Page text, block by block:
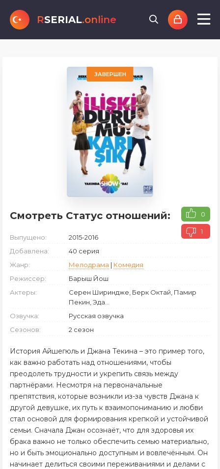
RSERIAL.online
ЗАВЕРШЕН
Смотреть Статус отношений: 0
1
Выпущено:
2015-2016
Добавлена:
40 серия
Жанр:
Мелодрама | Комедия
Режиссер:
Барыш Йош
Актеры:
Серен Шириндже, Берк Октай, Памир
Пекин, Эда...
Озвучка:
Русская озвучка
Сезонов:
2 сезон
История Айшегюль и Джана Текина – это пример того,
как важно работать над отношениями, чтобы
преодолеть трудности и укрепить связь между
партнёрами. Несмотря на первоначальные
препятствия, которые возникли из-за чувств Джана к
другой девушке, их путь к взаимопониманию и любви
стал основой для формирования крепкой и устойчивой
семьи. Сначала Джан осознаёт, что для здоровья их
брака важно не только обеспечить семью материально,
но и быть эмоционально доступным и вовлечённым. Он
начинает делиться своими переживаниями и делами с